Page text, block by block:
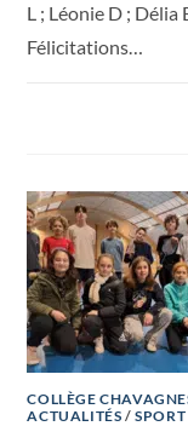
L ; Léonie D ; Délia
Félicitations…
COLLÈGE
ACTUALITÉS /